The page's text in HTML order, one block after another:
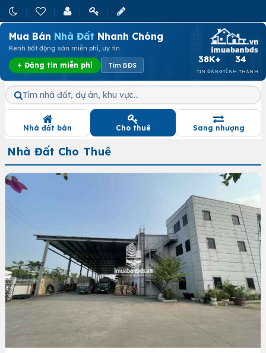
Mua Bán Nhà Đất Nhanh Chóng
Kênh bất động sản miễn phí, uy tín
+ Đăng tin miễn phí Tìm BĐS
38K+
TIN ĐĂNG
34
TỈNH THÀNH
Tìm nhà đất, dự án, khu vực…
Nhà đất bán Cho thuê Sang nhượng
Nhà Đất Cho Thuê